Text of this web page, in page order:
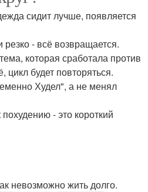
сидит лучше, появляется
- всё возвращается.
которая сработала против
цикл будет повторяться.
Худел", а не менял
- это короткий
невозможно жить долго.